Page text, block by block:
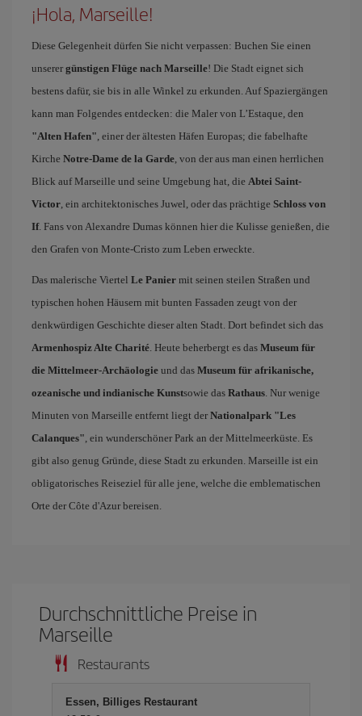
¡Hola, Marseille!
Diese Gelegenheit dürfen Sie nicht verpassen: Buchen Sie einen
unserer günstigen Flüge nach Marseille! Die Stadt eignet sich
bestens dafür, sie bis in alle Winkel zu erkunden. Auf Spaziergängen
kann man Folgendes entdecken: die Maler von L’Estaque, den
"Alten Hafen", einer der ältesten Häfen Europas; die fabelhafte
Kirche Notre-Dame de la Garde, von der aus man einen herrlichen
Blick auf Marseille und seine Umgebung hat, die Abtei Saint-
Victor, ein architektonisches Juwel, oder das prächtige Schloss von
If. Fans von Alexandre Dumas können hier die Kulisse genießen, die
den Grafen von Monte-Cristo zum Leben erweckte.
Das malerische Viertel Le Panier mit seinen steilen Straßen und
typischen hohen Häusern mit bunten Fassaden zeugt von der
denkwürdigen Geschichte dieser alten Stadt. Dort befindet sich das
Armenhospiz Alte Charité. Heute beherbergt es das Museum für
die Mittelmeer-Archäologie und das Museum für afrikanische,
ozeanische und indianische Kunstsowie das Rathaus. Nur wenige
Minuten von Marseille entfernt liegt der Nationalpark "Les
Calanques", ein wunderschöner Park an der Mittelmeerküste. Es
gibt also genug Gründe, diese Stadt zu erkunden. Marseille ist ein
obligatorisches Reiseziel für alle jene, welche die emblematischen
Orte der Côte d'Azur bereisen.
Durchschnittliche Preise in
Marseille
Restaurants
Essen, Billiges Restaurant